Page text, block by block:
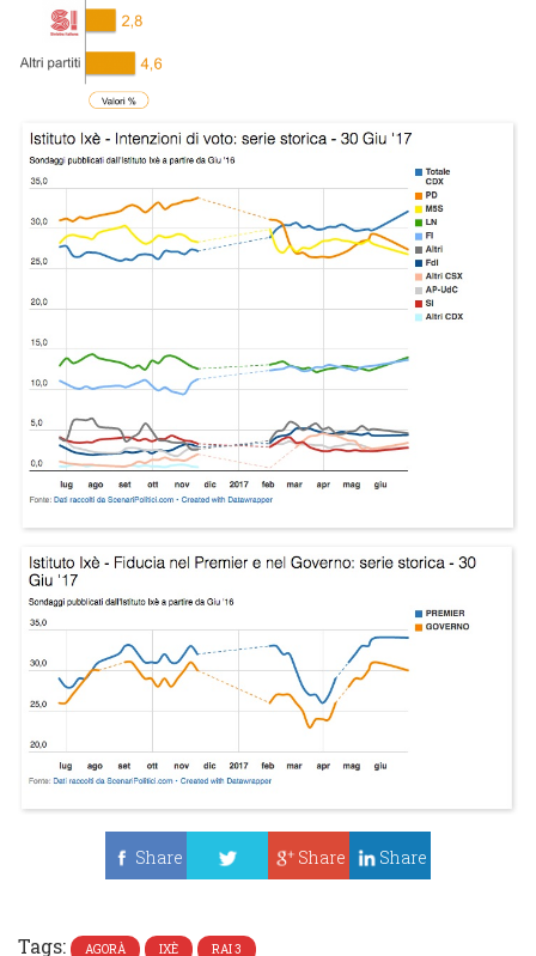
Share
Share Share
Tags: AGORÀ IXÈ RAI 3